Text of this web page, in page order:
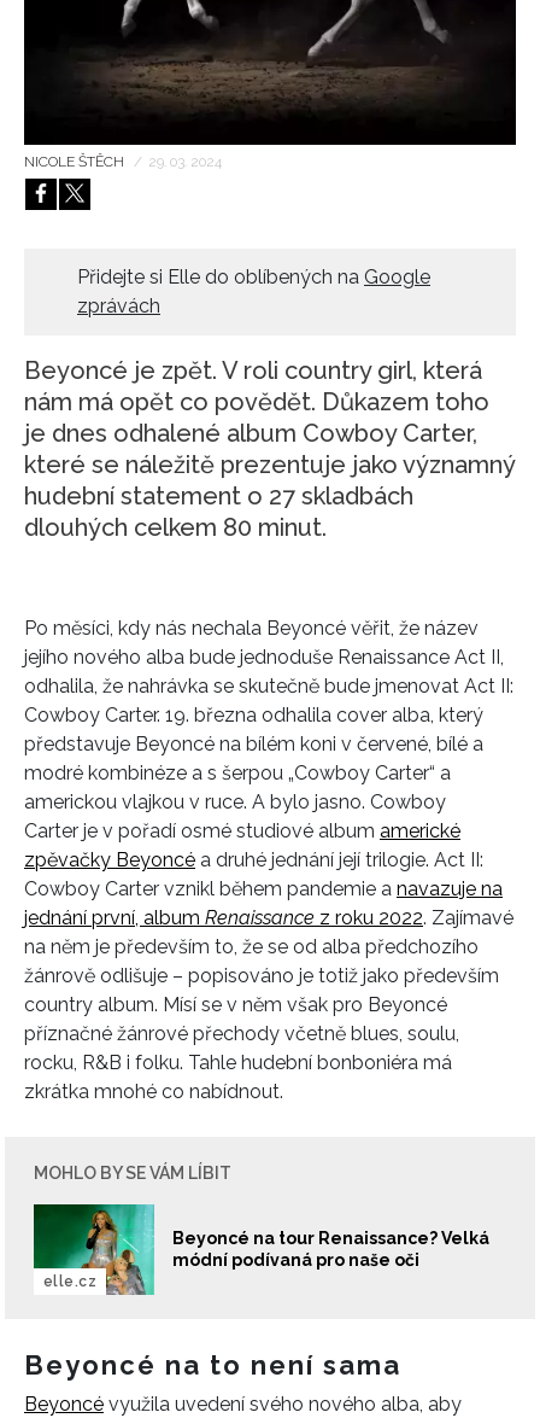
NICOLE ŠTĚCH / 29. 03. 2024
Přidejte si Elle do oblíbených na Google
zprávách
Beyoncé je zpět. V roli country girl, která
nám má opět co povědět. Důkazem toho
je dnes odhalené album Cowboy Carter,
které se náležitě prezentuje jako významný
hudební statement o 27 skladbách
dlouhých celkem 80 minut.
Po měsíci, kdy nás nechala Beyoncé věřit, že název
jejího nového alba bude jednoduše Renaissance Act II,
odhalila, že nahrávka se skutečně bude jmenovat Act II:
Cowboy Carter. 19. března odhalila cover alba, který
představuje Beyoncé na bílém koni v červené, bílé a
modré kombinéze a s šerpou „Cowboy Carter“ a
americkou vlajkou v ruce. A bylo jasno. Cowboy
Carter je v pořadí osmé studiové album americké
zpěvačky Beyoncé a druhé jednání její trilogie. Act II:
Cowboy Carter vznikl během pandemie a navazuje na
jednání první, album Renaissance z roku 2022. Zajímavé
na něm je především to, že se od alba předchozího
žánrově odlišuje – popisováno je totiž jako především
country album. Mísí se v něm však pro Beyoncé
příznačné žánrové přechody včetně blues, soulu,
rocku, R&B i folku. Tahle hudební bonboniéra má
zkrátka mnohé co nabídnout.
MOHLO BY SE VÁM LÍBIT
Beyoncé na tour Renaissance? Velká
módní podívaná pro naše oči
elle.cz
Beyoncé na to není sama
Beyoncé využila uvedení svého nového alba, aby